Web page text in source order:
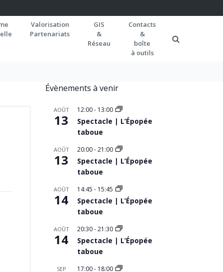
Valorisation
Partenariats
GIS
&
Réseau
Contacts
&
boîte
à outils
Évènements à venir
AOÛT
13
12:00- 13:00
Spectacle | L’Épopée
taboue
AOÛT
13
20:00-21:00
Spectacle | L’Épopée
taboue
AOÛT
14
14:45 - 15:45
Spectacle | L’Épopée
taboue
AOÛT
14
20:30-21:30
Spectacle | L’Épopée
taboue
SEP 17:00- 18:00